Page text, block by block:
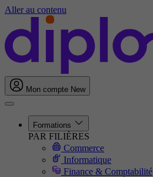
Aller au contenu
Mon compte New
Formations
PAR FILIÈRES
Commerce
Informatique
Finance & Comptabilité